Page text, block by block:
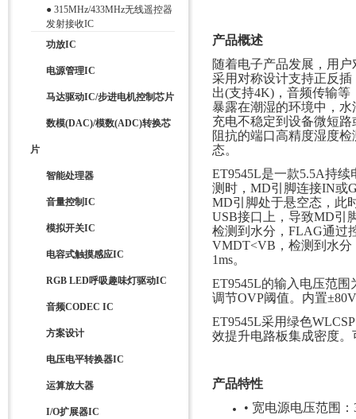
● 315MHz/433MHz无线遥控器
发射接收IC
功放IC
电源管理IC
马达驱动IC/步进电机控制芯片
数模(DAC)/模数(ADC)转换芯
片
智能处理器
音量控制IC
模拟开关IC
电容式触摸感应IC
RGB LED呼吸趣味灯驱动IC
音频CODEC IC
方案设计
电压电平转换器IC
运算放大器
I/O扩展器IC
产品概述
随着电子产品发展，用
采用对称设计支持正反
出(支持4K)，音频传输等
暴露在潮湿的环境中，
充电不稳定到设备微短
阻抗的端口高精度湿度
态。
ET9545L是一款5.5A持
测时，MD引脚连接IN或
MD引脚处于悬空态，此
USB接口上，导致MD引
检测到水分，FLAG通过
VMDT<VB，检测到水分
1ms。
ET9545L的输入电压范
调节OVP阈值。内置
ET9545L采用绿色
效提升电路板集成密度
产品特性
• 宽电源电压范围